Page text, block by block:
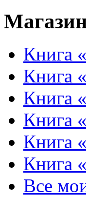
Книга
Книга
Книга
Книга
Книга
Книга
Все